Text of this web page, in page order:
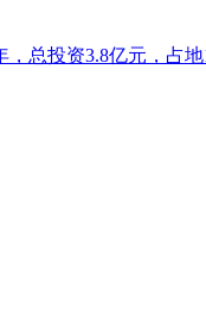
总投资3.8亿元，占地